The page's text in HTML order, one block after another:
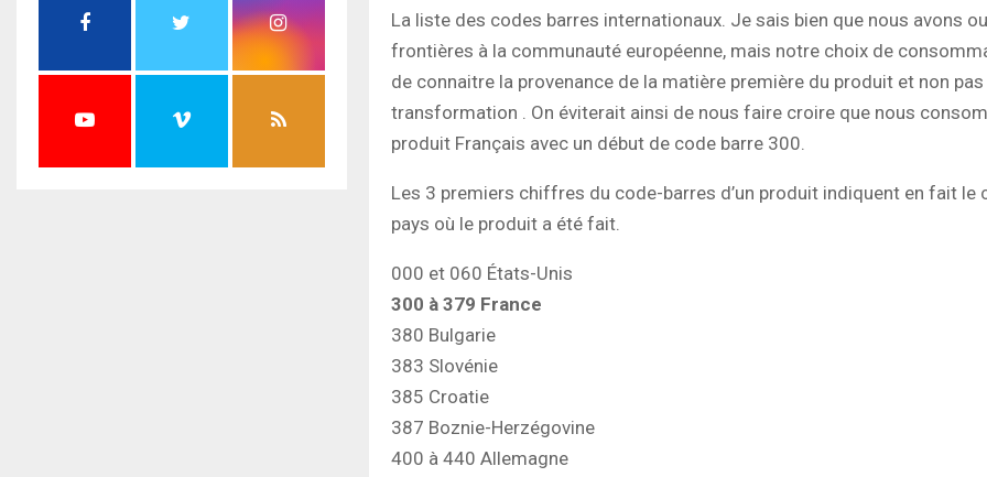
La liste des codes barres internationaux. Je sais bien que nous avons
frontières à la communauté européenne, mais notre choix de
de connaitre la provenance de la matière première du produit et non
transformation . On éviterait ainsi de nous faire croire que nous
produit Français avec un début de code barre 300.
Les 3 premiers chiffres du code-barres d’un produit indiquent en fait le
pays où le produit a été fait.
000 et 060 États-Unis
300 à 379 France
380 Bulgarie
383 Slovénie
385 Croatie
387 Boznie-Herzégovine
400 à 440 Allemagne